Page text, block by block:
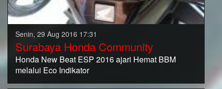
Senin, 29 Aug 2016 17:31
Surabaya Honda Community
Honda New Beat ESP 2016 ajari Hemat BBM
melalui Eco Indikator